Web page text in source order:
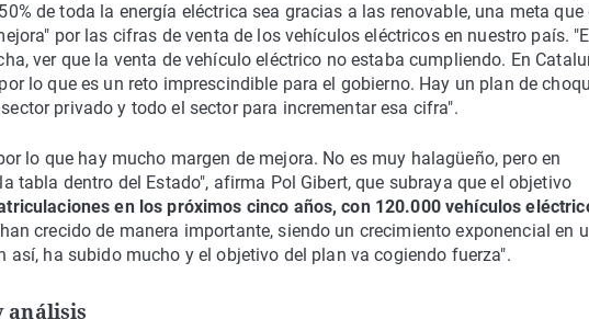
de toda la energía eléctrica sea gracias a las renovable, una meta que
por las cifras de venta de los vehículos eléctricos en nuestro país.
ver que la venta de vehículo eléctrico no estaba cumpliendo. En
lo que es un reto imprescindible para el gobierno. Hay un plan de
privado y todo el sector para incrementar esa cifra".
lo que hay mucho margen de mejora. No es muy halagüeño, pero en
tabla dentro del Estado", afirma Pol Gibert, que subraya que el objetivo
en los próximos cinco años, con 120.000 vehículos
crecido de manera importante, siendo un crecimiento exponencial en
así, ha subido mucho y el objetivo del plan va cogiendo fuerza".
análisis